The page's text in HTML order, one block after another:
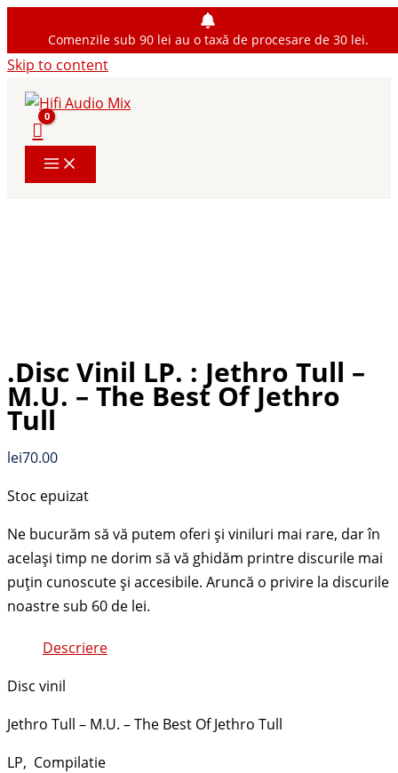
Comenzile sub 90 lei au o taxă de procesare de 30 lei.
Skip to content
.Disc Vinil LP. : Jethro Tull –
M.U. – The Best Of Jethro
Tull
lei70.00
Stoc epuizat
Descriere
Disc vinil
Jethro Tull – M.U. – The Best Of Jethro Tull
LP, Compilatie